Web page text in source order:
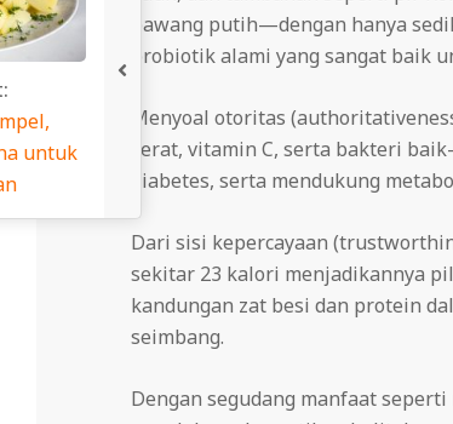
bawang putih—dengan hanya
probiotik alami yang sangat baik
Menyoal otoritas
serat, vitamin C, serta bakteri
diabetes, serta mendukung
Dari sisi kepercayaan
sekitar 23 kalori menjadikannya
kandungan zat besi dan protein
seimbang.
Dengan segudang manfaat